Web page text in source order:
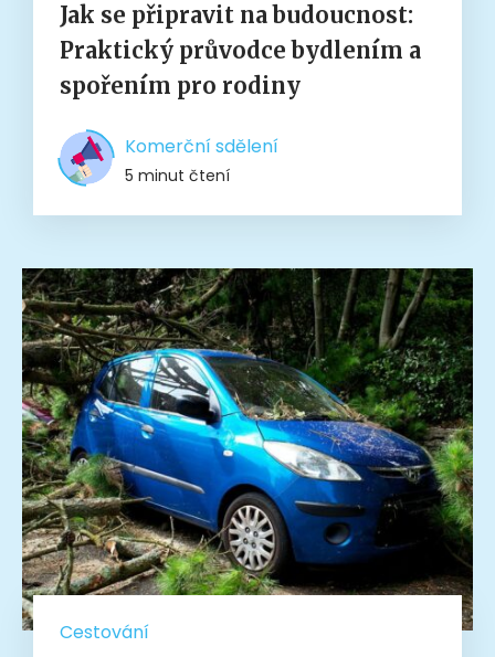
Jak se připravit na budoucnost:
Praktický průvodce bydlením a
spořením pro rodiny
Komerční sdělení
5 minut čtení
Cestování